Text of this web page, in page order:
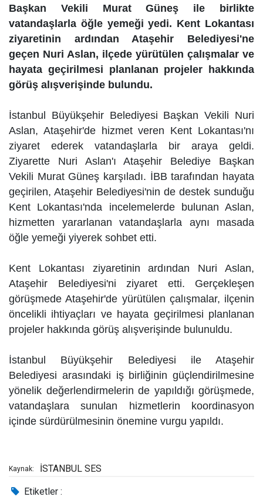
Başkan Vekili Murat Güneş ile birlikte
vatandaşlarla öğle yemeği yedi. Kent Lokantası
ziyaretinin ardından Ataşehir Belediyesi'ne
geçen Nuri Aslan, ilçede yürütülen çalışmalar ve
hayata geçirilmesi planlanan projeler hakkında
görüş alışverişinde bulundu.
İstanbul Büyükşehir Belediyesi Başkan Vekili Nuri
Aslan, Ataşehir'de hizmet veren Kent Lokantası'nı
ziyaret ederek vatandaşlarla bir araya geldi.
Ziyarette Nuri Aslan'ı Ataşehir Belediye Başkan
Vekili Murat Güneş karşıladı. İBB tarafından hayata
geçirilen, Ataşehir Belediyesi'nin de destek sunduğu
Kent Lokantası'nda incelemelerde bulunan Aslan,
hizmetten yararlanan vatandaşlarla aynı masada
öğle yemeği yiyerek sohbet etti.
Kent Lokantası ziyaretinin ardından Nuri Aslan,
Ataşehir Belediyesi'ni ziyaret etti. Gerçekleşen
görüşmede Ataşehir'de yürütülen çalışmalar, ilçenin
öncelikli ihtiyaçları ve hayata geçirilmesi planlanan
projeler hakkında görüş alışverişinde bulunuldu.
İstanbul Büyükşehir Belediyesi ile Ataşehir
Belediyesi arasındaki iş birliğinin güçlendirilmesine
yönelik değerlendirmelerin de yapıldığı görüşmede,
vatandaşlara sunulan hizmetlerin koordinasyon
içinde sürdürülmesinin önemine vurgu yapıldı.
Kaynak: İSTANBUL SES
Etiketler :